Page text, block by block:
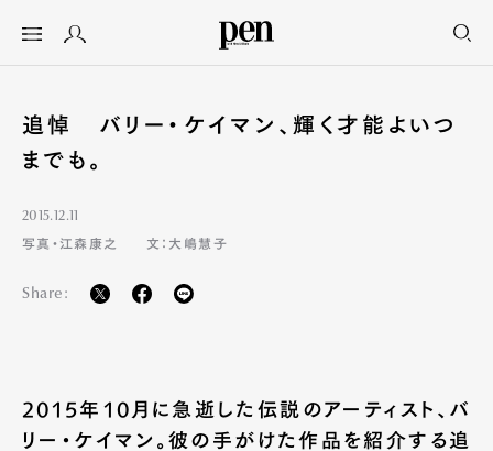
追悼 バリー・ケイマン、輝く才能よいつ
までも。
2015.12.11
写真・江森康之
文：大嶋慧子
Share:
2015年10月に急逝した伝説のアーティスト、バ
リー・ケイマン。彼の手がけた作品を紹介する追